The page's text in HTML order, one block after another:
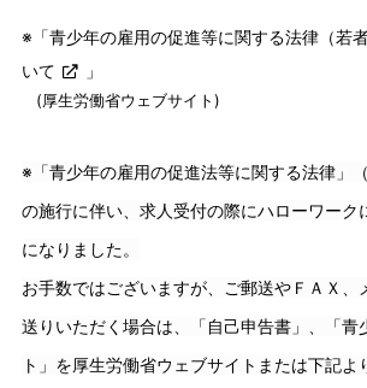
※「青少年の雇用の促進等に関する法律（若
いて
」
(厚生労働省ウェブサイト)
※「青少年の雇用の促進法等に関する法律」
の施行に伴い、求人受付の際にハローワーク
になりました。
お手数ではございますが、ご郵送やＦＡＸ、
送りいただく場合は、「自己申告書」、「青
ト」を厚生労働省ウェブサイトまたは下記よ